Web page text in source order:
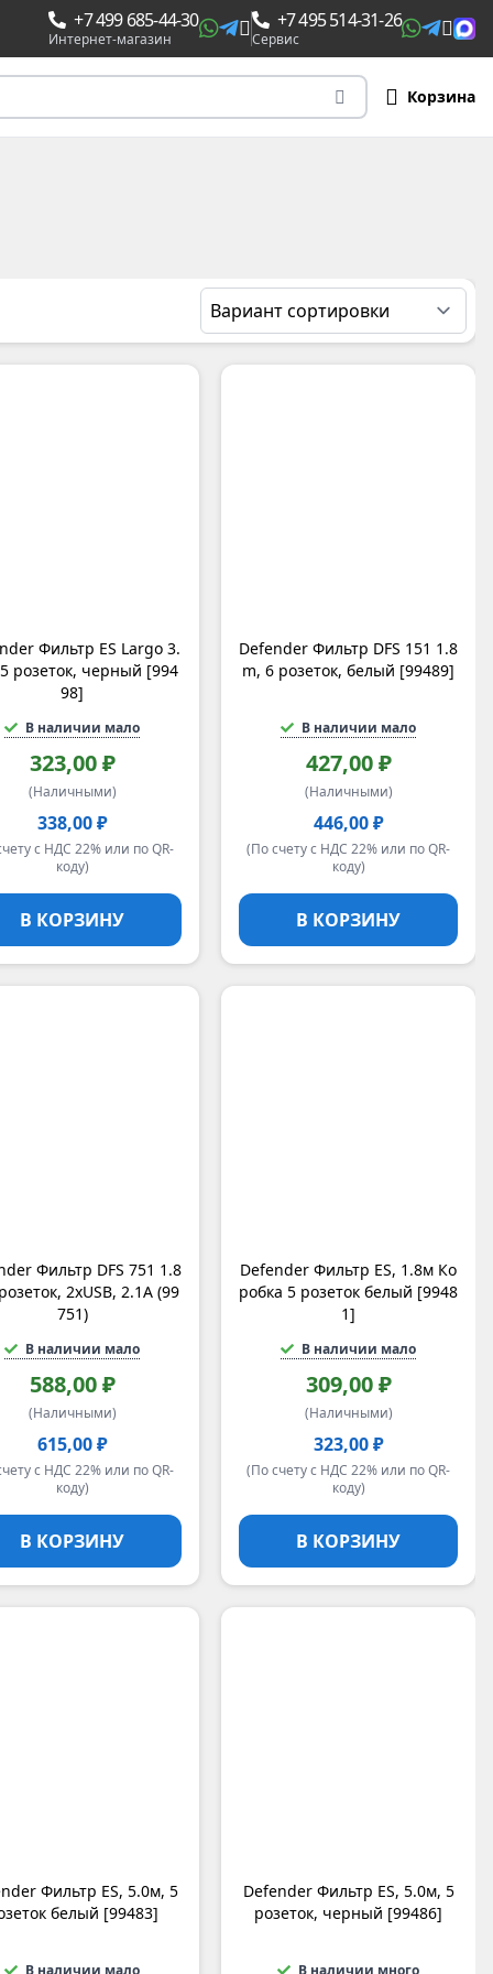
+7 499 685-44-30
Интернет-магазин
+7 495 514-31-26
Сервис
Корзина
Фильтр ES Largo 3.
розеток, черный [994
98]
В наличии мало
323,00 ₽
(Наличными)
338,00 ₽
с НДС 22% или по QR-
коду)
В КОРЗИНУ
Defender Фильтр DFS 151 1.8
m, 6 розеток, белый [99489]
В наличии мало
427,00 ₽
(Наличными)
446,00 ₽
(По счету с НДС 22% или по QR-
коду)
В КОРЗИНУ
Фильтр DFS 751 1.8
2xUSB, 2.1A (99
751)
В наличии мало
588,00 ₽
(Наличными)
615,00 ₽
с НДС 22% или по QR-
коду)
В КОРЗИНУ
Defender Фильтр ES, 1.8м Ко
робка 5 розеток белый [9948
1]
В наличии мало
309,00 ₽
(Наличными)
323,00 ₽
(По счету с НДС 22% или по QR-
коду)
В КОРЗИНУ
Фильтр ES, 5.0м, 5
белый [99483]
В наличии мало
Defender Фильтр ES, 5.0м, 5
розеток, черный [99486]
В наличии много